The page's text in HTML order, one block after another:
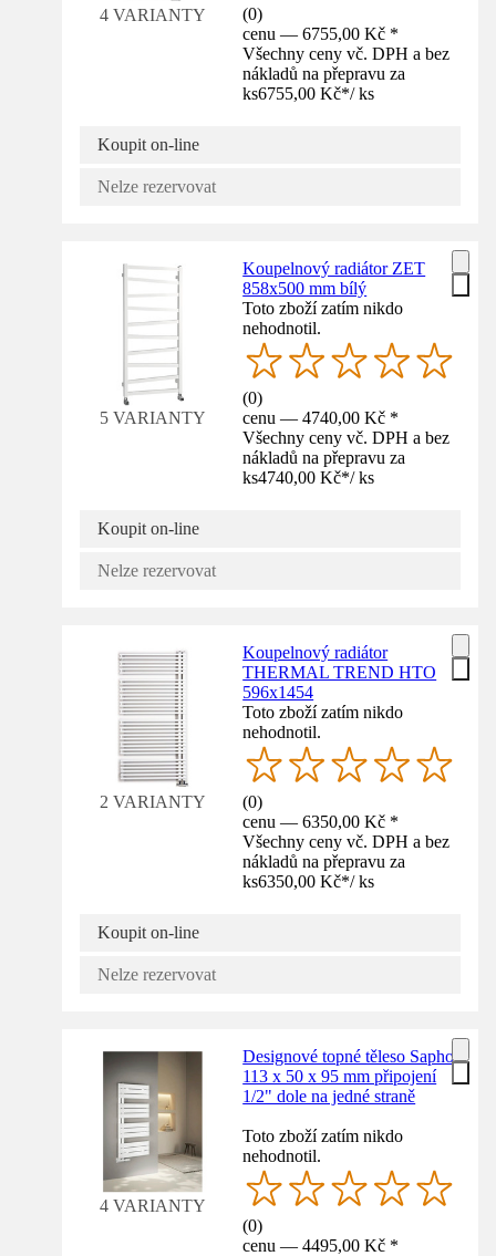
4 VARIANTY (0)
cenu — 6755,00 Kč *
Všechny ceny vč. DPH a bez
nákladů na přepravu za
ks6755,00 Kč*/ ks
Koupit on-line
Nelze rezervovat
5 VARIANTY
Koupelnový radiátor ZET
858x500 mm bílý
Toto zboží zatím nikdo
nehodnotil.
(0)
cenu — 4740,00 Kč *
Všechny ceny vč. DPH a bez
nákladů na přepravu za
ks4740,00 Kč*/ ks
Koupit on-line
Nelze rezervovat
2 VARIANTY
Koupelnový radiátor
THERMAL TREND HTO
596x1454
Toto zboží zatím nikdo
nehodnotil.
(0)
cenu — 6350,00 Kč *
Všechny ceny vč. DPH a bez
nákladů na přepravu za
ks6350,00 Kč*/ ks
Koupit on-line
Nelze rezervovat
4 VARIANTY
Designové topné těleso Sapho
113 x 50 x 95 mm připojení
1/2" dole na jedné straně
Toto zboží zatím nikdo
nehodnotil.
(0)
cenu — 4495,00 Kč *